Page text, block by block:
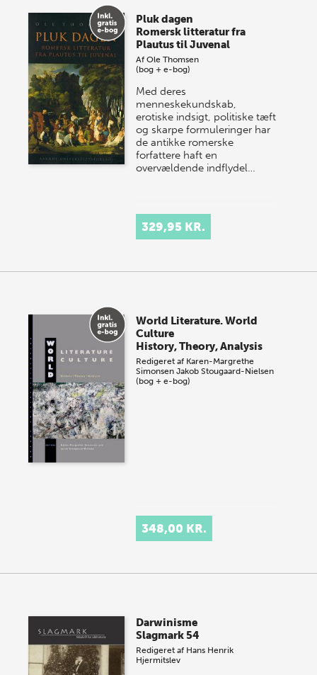
Pluk dagen
Romersk litteratur fra
Plautus til Juvenal
AfOle Thomsen
(bog + e-bog)
Med deres
menneskekundskab,
erotiske indsigt, politiske tæft
og skarpe formuleringer har
de antikke romerske
forfattere haft en
overvældende indflydel…
329,95 KR.
World Literature. World
Culture
History, Theory, Analysis
Redigeret af Karen-Margrethe
Simonsen Jakob Stougaard-Nielsen
(bog + e-bog)
348,00 KR.
Darwinisme
Slagmark 54
Redigeret af Hans Henrik
Hjermitslev